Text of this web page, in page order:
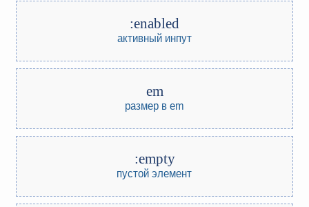
:enabled
активный инпут
em
размер в em
:empty
пустой элемент